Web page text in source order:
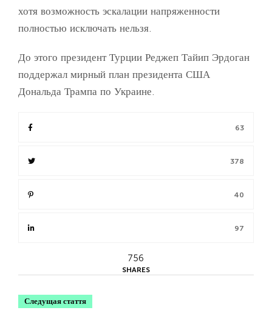
63
378
40
97
756
SHARES
хотя возможность эскалации напряженности
полностью исключать нельзя.
До этого президент Турции Реджеп Тайип Эрдоган
поддержал мирный план президента США
Дональда Трампа по Украине.
Следущая стаття